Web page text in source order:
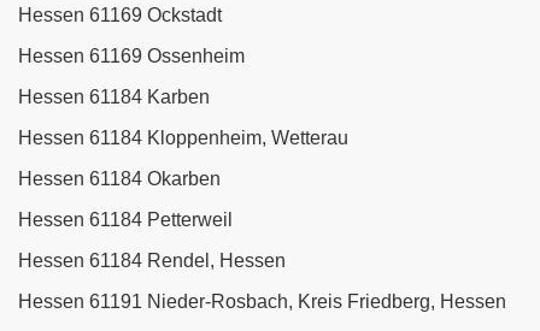
Hessen 61169 Ockstadt
Hessen 61169 Ossenheim
Hessen 61184 Karben
Hessen 61184 Kloppenheim, Wetterau
Hessen 61184 Okarben
Hessen 61184 Petterweil
Hessen 61184 Rendel, Hessen
Hessen 61191 Nieder-Rosbach, Kreis Friedberg, Hessen